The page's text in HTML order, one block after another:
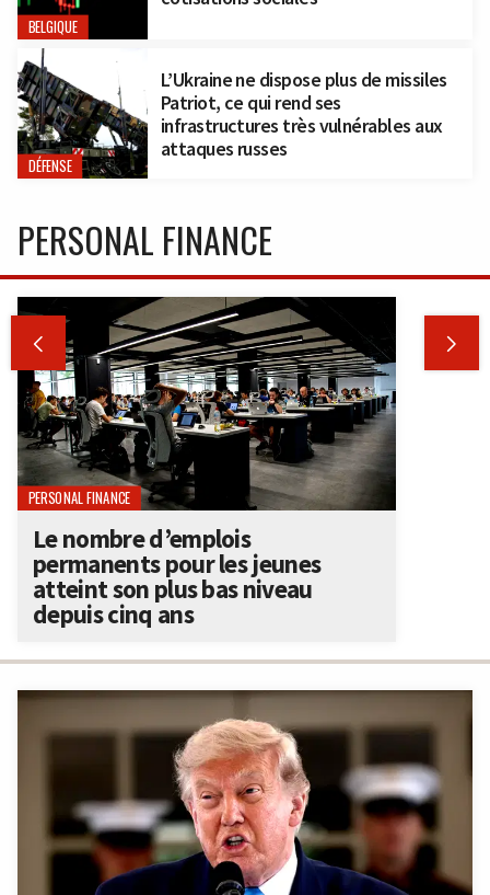
BELGIQUE
DÉFENSE
L’Ukraine ne dispose plus de missiles
Patriot, ce qui rend ses
infrastructures très vulnérables aux
attaques russes
PERSONAL FINANCE
 
PERSONAL FINANCE
Le nombre d’emplois
permanents pour les jeunes
atteint son plus bas niveau
depuis cinq ans